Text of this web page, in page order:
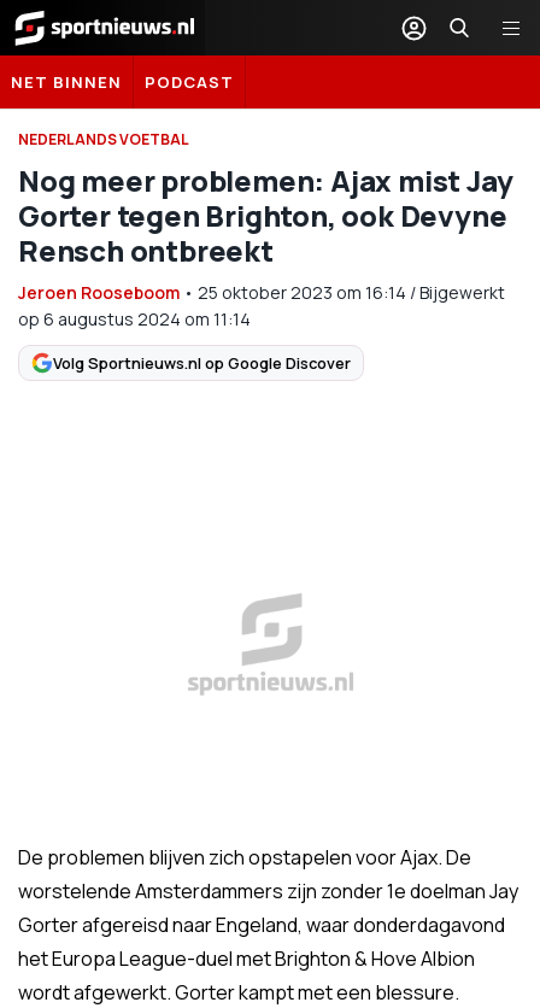
Sportnieuws.nl
NET BINNEN PODCAST
NEDERLANDS VOETBAL
Nog meer problemen: Ajax mist Jay
Gorter tegen Brighton, ook Devyne
Rensch ontbreekt
Jeroen Rooseboom • 25 oktober 2023 om 16:14 /Bijgewerkt
op 6 augustus 2024 om 11:14
Volg Sportnieuws.nl op Google Discover
De problemen blijven zich opstapelen voor Ajax. De
worstelende Amsterdammers zijn zonder 1e doelman Jay
Gorter afgereisd naar Engeland, waar donderdagavond
het Europa League-duel met Brighton & Hove Albion
wordt afgewerkt. Gorter kampt met een blessure.